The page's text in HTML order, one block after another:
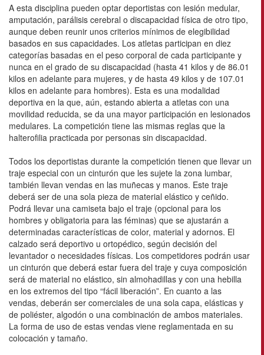
A esta disciplina pueden optar deportistas con lesión medular,
amputación, parálisis cerebral o discapacidad física de otro tipo,
aunque deben reunir unos criterios mínimos de elegibilidad
basados en sus capacidades. Los atletas participan en diez
categorías basadas en el peso corporal de cada participante y
nunca en el grado de su discapacidad (hasta 41 kilos y de 86.01
kilos en adelante para mujeres, y de hasta 49 kilos y de 107.01
kilos en adelante para hombres). Esta es una modalidad
deportiva en la que, aún, estando abierta a atletas con una
movilidad reducida, se da una mayor participación en lesionados
medulares. La competición tiene las mismas reglas que la
halterofilia practicada por personas sin discapacidad.
Todos los deportistas durante la competición tienen que llevar un
traje especial con un cinturón que les sujete la zona lumbar,
también llevan vendas en las muñecas y manos. Este traje
deberá ser de una sola pieza de material elástico y ceñido.
Podrá llevar una camiseta bajo el traje (opcional para los
hombres y obligatoria para las féminas) que se ajustarán a
determinadas características de color, material y adornos. El
calzado será deportivo u ortopédico, según decisión del
levantador o necesidades físicas. Los competidores podrán usar
un cinturón que deberá estar fuera del traje y cuya composición
será de material no elástico, sin almohadillas y con una hebilla
en los extremos del tipo “fácil liberación”. En cuanto a las
vendas, deberán ser comerciales de una sola capa, elásticas y
de poliéster, algodón o una combinación de ambos materiales.
La forma de uso de estas vendas viene reglamentada en su
colocación y tamaño.